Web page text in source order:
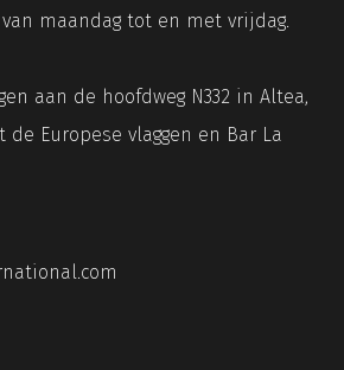
maandag tot en met vrijdag.
aan de hoofdweg N332 in Altea,
Europese vlaggen en Bar La